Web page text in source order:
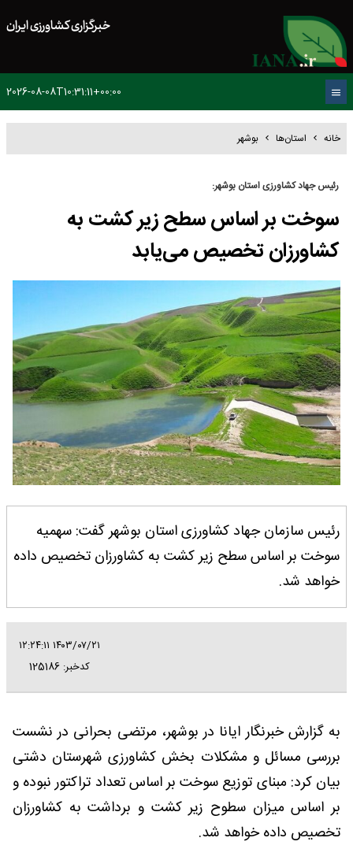
خبرگزاری کشاورزی ایران
2026-08-08T10:31:11+00:00
خانه استان‌ها بوشهر
رئیس جهاد کشاورزی استان بوشهر:
سوخت بر اساس سطح زیر کشت به
کشاورزان تخصیص می‌یابد
رئیس سازمان جهاد کشاورزی استان بوشهر گفت: سهمیه
سوخت بر اساس سطح زیر کشت به کشاورزان تخصیص داده
خواهد شد.
۱۴۰۳/۰۷/۲۱ ۱۲:۲۴:۱۱
کدخبر: 125186
به گزارش خبرنگار ایانا در بوشهر، مرتضی بحرانی در نشست
بررسی مسائل و مشکلات بخش کشاورزی شهرستان دشتی
بیان کرد: مبنای توزیع سوخت بر اساس تعداد تراکتور نبوده و
بر اساس میزان سطوح زیر کشت و برداشت به کشاورزان
تخصیص داده خواهد شد.